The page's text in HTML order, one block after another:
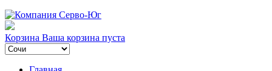
Корзина Ваша корзина пуста